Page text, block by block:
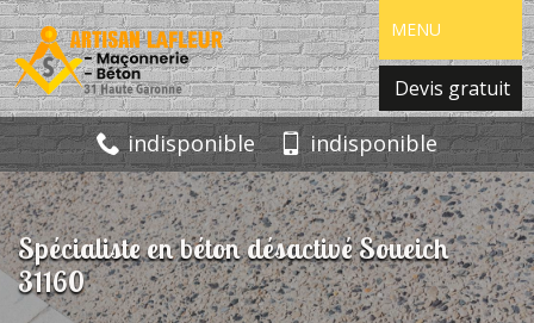
MENU
Devis gratuit
indisponible indisponible
Spécialiste en béton désactivé Soueich
31160